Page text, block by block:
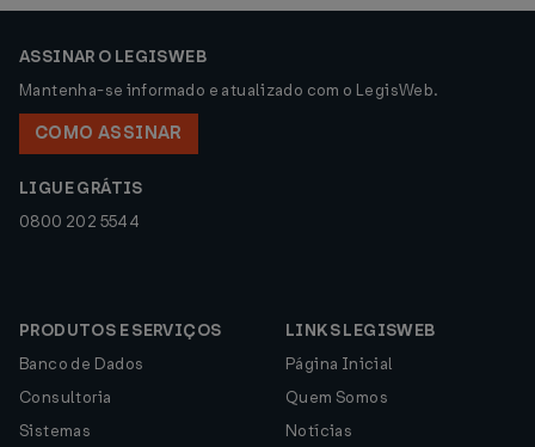
ASSINAR O LEGISWEB
Mantenha-se informado e atualizado com o LegisWeb.
COMO ASSINAR
LIGUE GRÁTIS
0800 202 5544
PRODUTOS E SERVIÇOS
Banco de Dados
Consultoria
Sistemas
LINKS LEGISWEB
Página Inicial
Quem Somos
Notícias